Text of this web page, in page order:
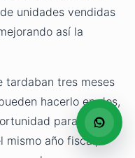
unidades vendidas
así la
tardaban tres meses
hacerlo en dos,
para realizar
mismo año fiscal,